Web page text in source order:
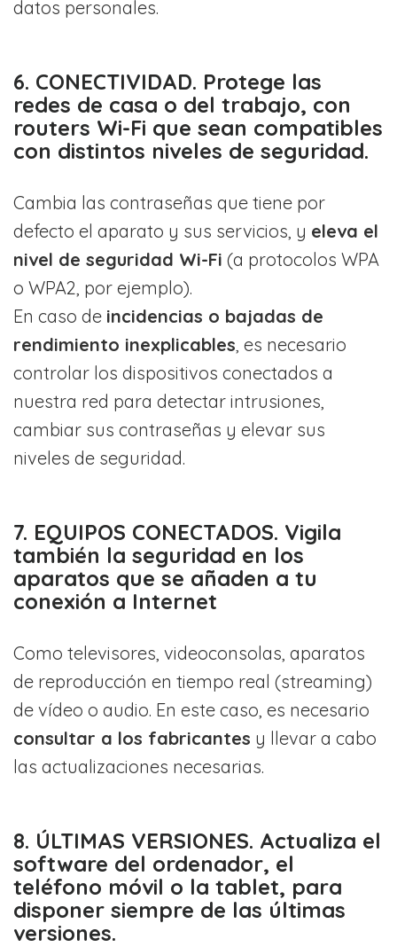
datos personales.
6. CONECTIVIDAD. Protege las
redes de casa o del trabajo, con
routers Wi-Fi que sean compatibles
con distintos niveles de seguridad.
Cambia las contraseñas que tiene por
defecto el aparato y sus servicios, y eleva el
nivel de seguridad Wi-Fi (a protocolos WPA
o WPA2, por ejemplo).
En caso de incidencias o bajadas de
rendimiento inexplicables , es necesario
controlar los dispositivos conectados a
nuestra red para detectar intrusiones,
cambiar sus contraseñas y elevar sus
niveles de seguridad.
7. EQUIPOS CONECTADOS. Vigila
también la seguridad en los
aparatos que se añaden a tu
conexión a Internet
Como televisores, videoconsolas, aparatos
de reproducción en tiempo real (streaming)
de vídeo o audio. En este caso, es necesario
consultar a los fabricantes y llevar a cabo
las actualizaciones necesarias.
8. ÚLTIMAS VERSIONES. Actualiza el
software del ordenador, el
teléfono móvil o la tablet, para
disponer siempre de las últimas
versiones.